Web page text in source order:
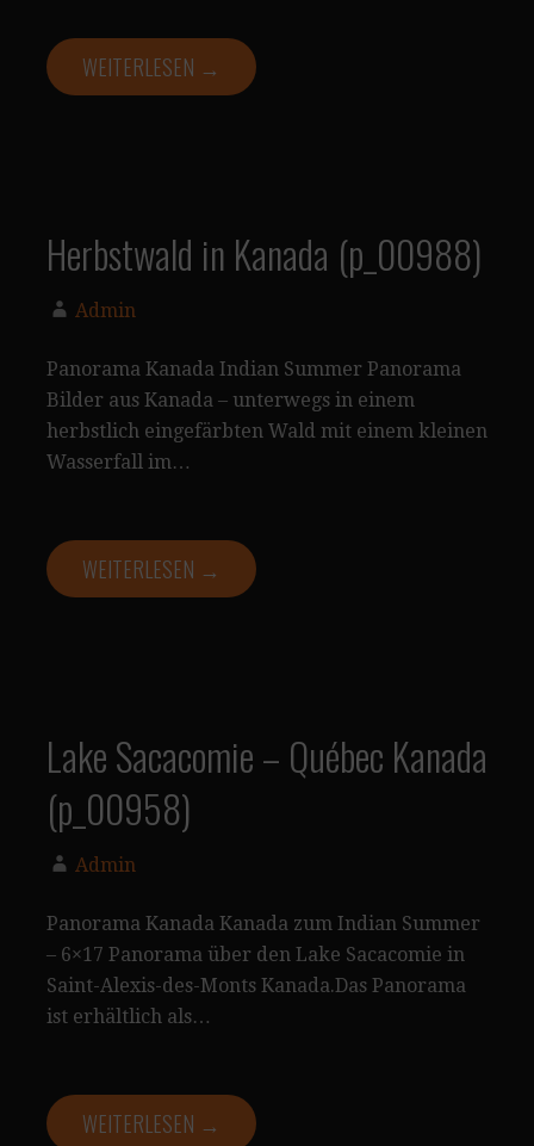
WEITERLESEN →
Herbstwald in Kanada (p_00988)
Admin
Panorama Kanada Indian Summer Panorama
Bilder aus Kanada – unterwegs in einem
herbstlich eingefärbten Wald mit einem kleinen
Wasserfall im…
WEITERLESEN →
Lake Sacacomie – Québec Kanada
(p_00958)
Admin
Panorama Kanada Kanada zum Indian Summer
– 6×17 Panorama über den Lake Sacacomie in
Saint-Alexis-des-Monts Kanada.Das Panorama
ist erhältlich als…
WEITERLESEN →